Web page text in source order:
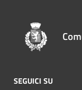
SEGUICI SU